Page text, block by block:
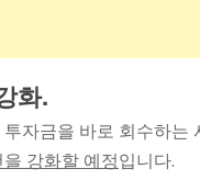
화.
자금을 바로 회수하는
강화할 예정입니다.